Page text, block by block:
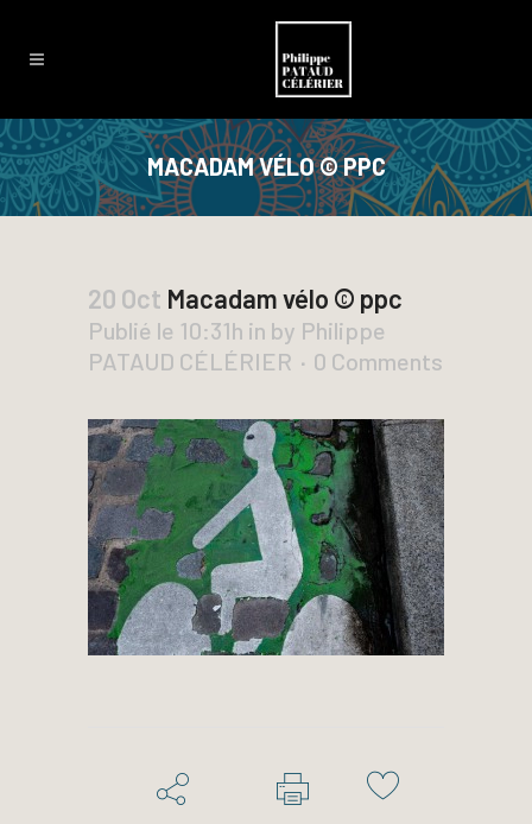
MACADAM VÉLO © PPC
20 Oct Macadam vélo © ppc
Publié le 10:31h in by Philippe
PATAUD CÉLÉRIER
0 Comments